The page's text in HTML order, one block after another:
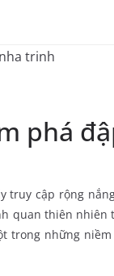
phá
cập rộng
quan thiên
trong những